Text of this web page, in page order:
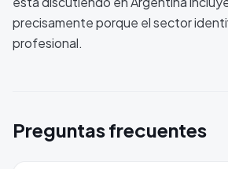
precisamente porque el sector
profesional.
Preguntas frecuentes